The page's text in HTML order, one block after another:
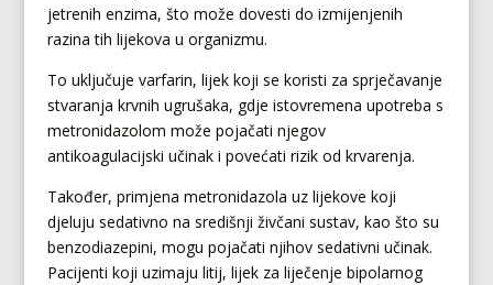
jetrenih enzima, što može dovesti do izmijenjenih
razina tih lijekova u organizmu.
To uključuje varfarin, lijek koji se koristi za sprječavanje
stvaranja krvnih ugrušaka, gdje istovremena upotreba s
metronidazolom može pojačati njegov
antikoagulacijski učinak i povećati rizik od krvarenja.
Također, primjena metronidazola uz lijekove koji
djeluju sedativno na središnji živčani sustav, kao što su
benzodiazepini, mogu pojačati njihov sedativni učinak.
Pacijenti koji uzimaju litij, lijek za liječenje bipolarnog